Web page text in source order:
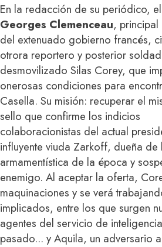
En la redacción de su periódico,
Georges Clemenceau,
del extenuado gobierno francés,
otrora reportero y posterior
desmovilizado Silas Corey, que
onerosas condiciones para
Casella. Su misión: recuperar el
sello que confirme los indicios
colaboracionistas del actual
influyente viuda Zarkoff, dueña
armamentística de la época y
enemigo. Al aceptar la oferta,
maquinaciones y se verá
implicados, entre los que surgen
agentes del servicio de
pasado... y Aquila, un adversario